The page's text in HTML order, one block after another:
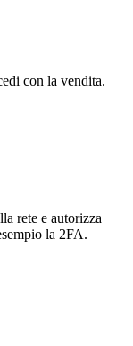
con la vendita.
rete e autorizza
la 2FA.